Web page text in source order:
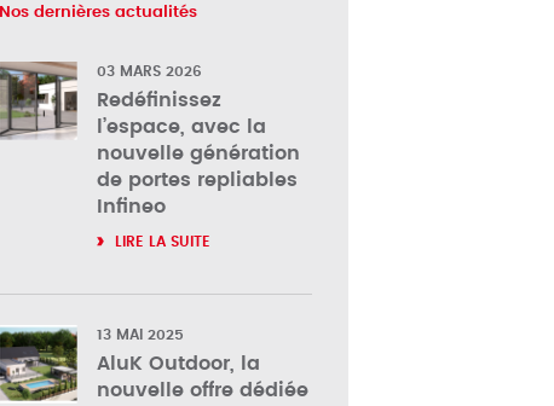
Nos dernières actualités
03 MARS 2026
Redéfinissez
l’espace, avec la
nouvelle génération
de portes repliables
Infineo
LIRE LA SUITE
13 MAI 2025
AluK Outdoor, la
nouvelle offre dédiée